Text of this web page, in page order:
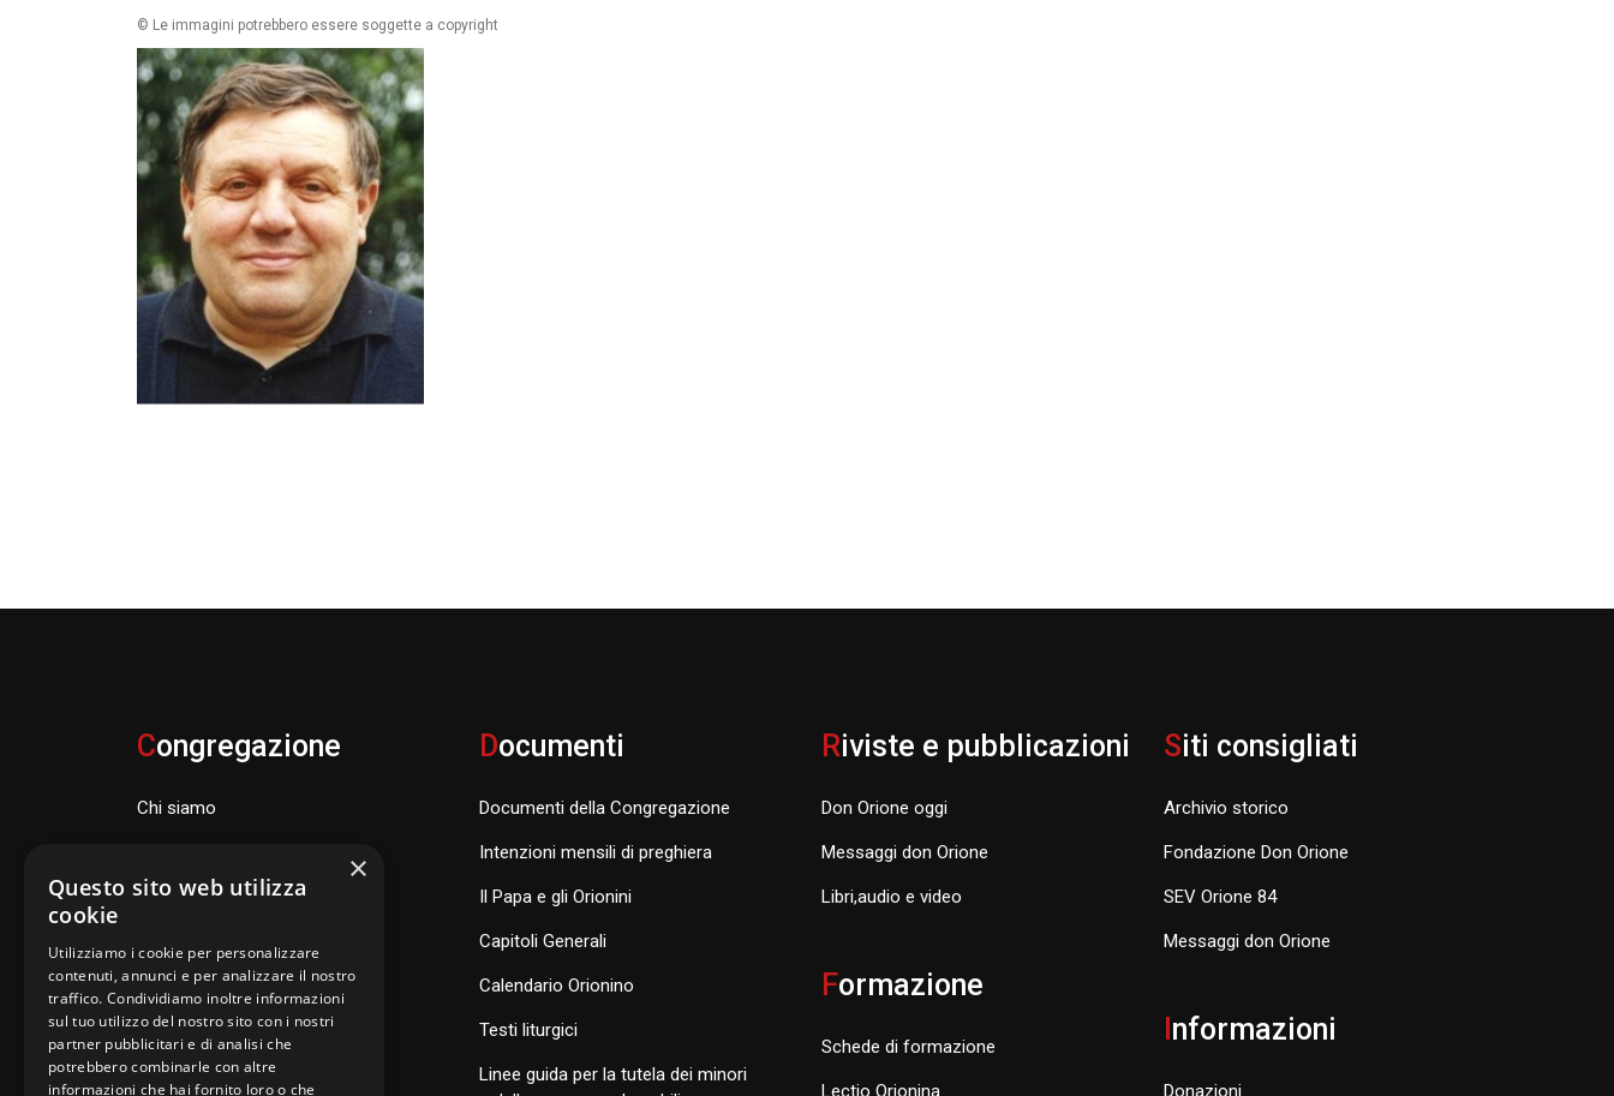
© Le immagini potrebbero essere soggette a copyright
Congregazione
Chi siamo
Dove siamo nel mondo
Santi di Famiglia
Postulazione Generale
Documenti
Documenti della Congregazione
Intenzioni mensili di preghiera
Il Papa e gli Orionini
Capitoli Generali
Calendario Orionino
Testi liturgici
Linee guida per la tutela dei minori
Riviste e pubblicazioni
Don Orione oggi
Messaggi don Orione
Libri,audio e video
Formazione
Schede di formazione
Lectio Orionina
Siti consigliati
Archivio storico
Fondazione Don Orione
SEV Orione 84
Messaggi don Orione
Informazioni
Donazioni
×
Questo sito web utilizza
cookie
Utilizziamo i cookie per personalizzare
contenuti, annunci e per analizzare il nostro
traffico. Condividiamo inoltre informazioni
sul tuo utilizzo del nostro sito con i nostri
partner pubblicitari e di analisi che
potrebbero combinarle con altre
informazioni che hai fornito loro o che